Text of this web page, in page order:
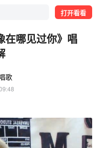
打开看看
在哪见过你》唱
歌